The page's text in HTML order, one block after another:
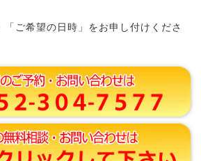
「ご希望の日時」をお申し付けくださ